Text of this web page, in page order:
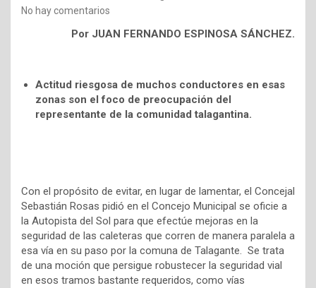
No hay comentarios
Por JUAN FERNANDO ESPINOSA SÁNCHEZ.
Actitud riesgosa de muchos conductores en esas
zonas son el foco de preocupación del
representante de la comunidad talagantina.
Con el propósito de evitar, en lugar de lamentar, el Concejal
Sebastián Rosas pidió en el Concejo Municipal se oficie a
la Autopista del Sol para que efectúe mejoras en la
seguridad de las caleteras que corren de manera paralela a
esa vía en su paso por la comuna de Talagante. Se trata
de una moción que persigue robustecer la seguridad vial
en esos tramos bastante requeridos, como vías